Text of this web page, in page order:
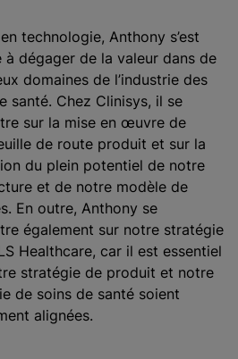
technologie, Anthony s’est
à dégager de la valeur dans de
domaines de l’industrie des
santé. Chez Clinisys, il se
sur la mise en œuvre de
de route produit et sur la
du plein potentiel de notre
et de notre modèle de
En outre, Anthony se
également sur notre stratégie
Healthcare, car il est essentiel
stratégie de produit et notre
de soins de santé soient
alignées.